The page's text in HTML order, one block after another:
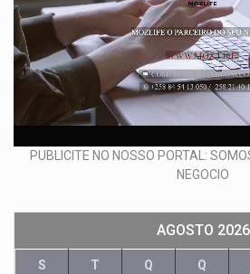
PUBLICITE NO NOSSO PORTAL:
NEGOCIO
AGOSTO 2026
S T Q Q